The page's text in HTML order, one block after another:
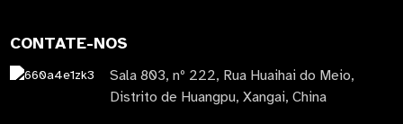
CONTATE-NOS
Sala 803, nº 222, Rua Huaihai do Meio,
Distrito de Huangpu, Xangai, China